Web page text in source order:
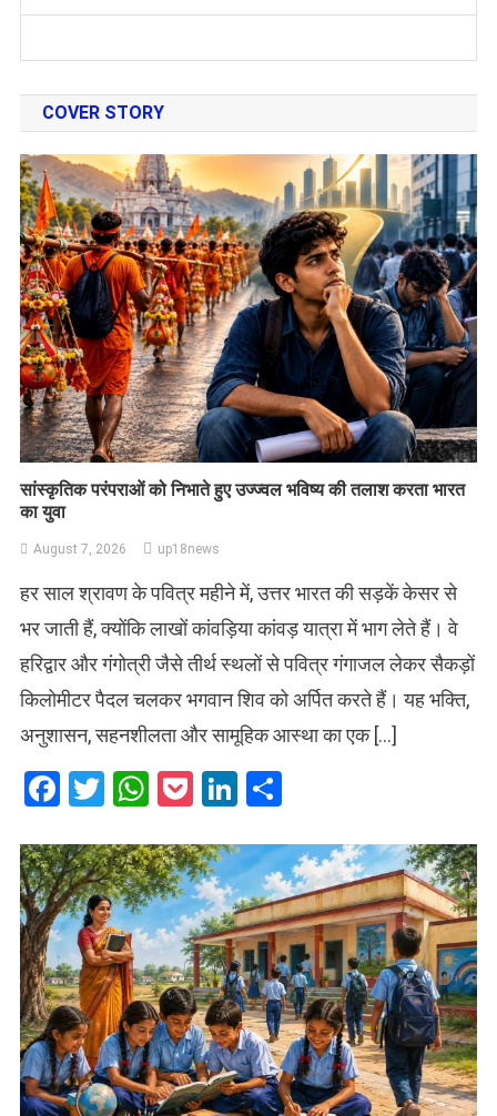
COVER STORY
सांस्कृतिक परंपराओं को निभाते हुए उज्ज्वल भविष्य की तलाश करता भारत
का युवा
August 7, 2026 up18news
हर साल श्रावण के पवित्र महीने में, उत्तर भारत की सड़कें केसर से
भर जाती हैं, क्योंकि लाखों कांवड़िया कांवड़ यात्रा में भाग लेते हैं। वे
हरिद्वार और गंगोत्री जैसे तीर्थ स्थलों से पवित्र गंगाजल लेकर सैकड़ों
किलोमीटर पैदल चलकर भगवान शिव को अर्पित करते हैं। यह भक्ति,
अनुशासन, सहनशीलता और सामूहिक आस्था का एक […]
Facebook
Twitter
WhatsApp
PocketLinkedIn